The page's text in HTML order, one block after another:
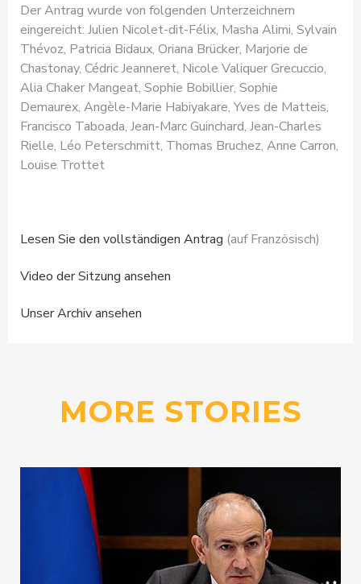
Der Antrag wurde von folgenden Unterzeichnern
eingereicht: Julien Nicolet-dit-Félix, Masha Alimi, Sylvain
Thévoz, Patricia Bidaux, Oriana Brücker, Marjorie de
Chastonay, Cédric Jeanneret, Nicole Valiquer Grecuccio,
Alia Chaker Mangeat, Sophie Bobillier, Sophie
Demaurex, Angèle-Marie Habiyakare, Yves de Matteis,
Francisco Taboada, Jean-Marc Guinchard, Jean-Charles
Rielle, Léo Peterschmitt, Thomas Bruchez, Anne Carron,
Louise Trottet
Lesen Sie den vollständigen Antrag (auf Französisch)
Video der Sitzung ansehen
Unser Archiv ansehen
MORE STORIES